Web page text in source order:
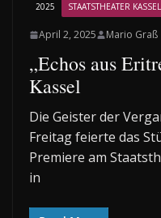
2025 STAATSTHEATER KASSEL
April 2, 2025 Mario Graß
„Echos aus
Kassel
Die Geister der
Freitag feierte das
Premiere am
in